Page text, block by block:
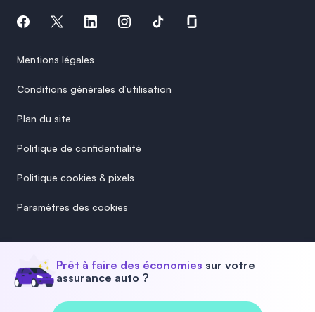
Mentions légales
Conditions générales d’utilisation
Plan du site
Politique de confidentialité
Politique cookies & pixels
Paramètres des cookies
Prêt à faire des économies sur votre
assurance auto ?